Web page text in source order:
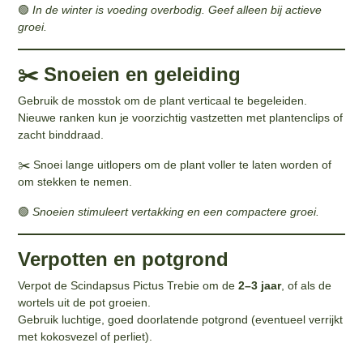
🟢In de winter is voeding overbodig. Geef alleen bij actieve
groei.
✂️ Snoeien en geleiding
Gebruik de mosstok om de plant verticaal te begeleiden.
Nieuwe ranken kun je voorzichtig vastzetten met plantenclips of
zacht binddraad.
✂️ Snoei lange uitlopers om de plant voller te laten worden of
om stekken te nemen.
🟢Snoeien stimuleert vertakking en een compactere groei.
Verpotten en potgrond
Verpot de Scindapsus Pictus Trebie om de2–3 jaar, of als de
wortels uit de pot groeien.
Gebruik luchtige, goed doorlatende potgrond (eventueel verrijkt
met kokosvezel of perliet).